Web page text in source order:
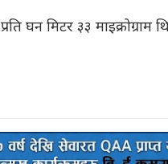
घन मिटर ३३ माइक्रोग्राम